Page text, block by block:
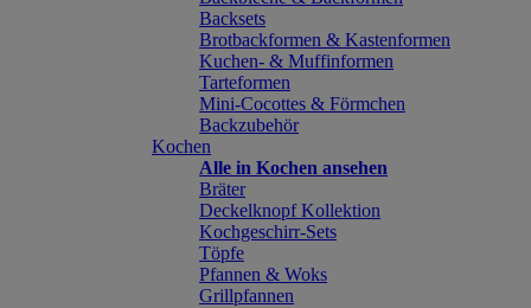
Backsets
Brotbackformen & Kastenformen
Kuchen- & Muffinformen
Tarteformen
Mini-Cocottes & Förmchen
Backzubehör
Kochen
Alle in Kochen ansehen
Bräter
Deckelknopf Kollektion
Kochgeschirr-Sets
Töpfe
Pfannen & Woks
Grillpfannen